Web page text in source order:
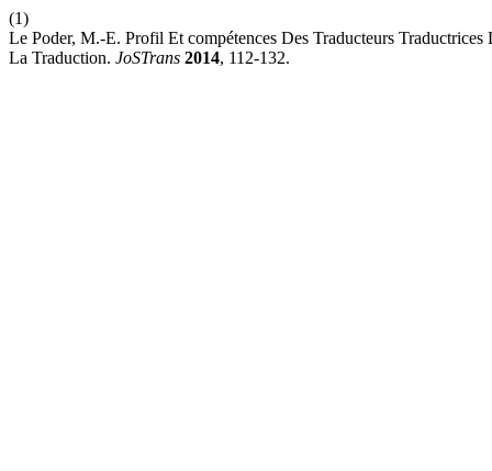
(1)
Le Poder, M.-E. Profil Et compétences Des Traducteurs
La Traduction. JoSTrans 2014, 112-132.